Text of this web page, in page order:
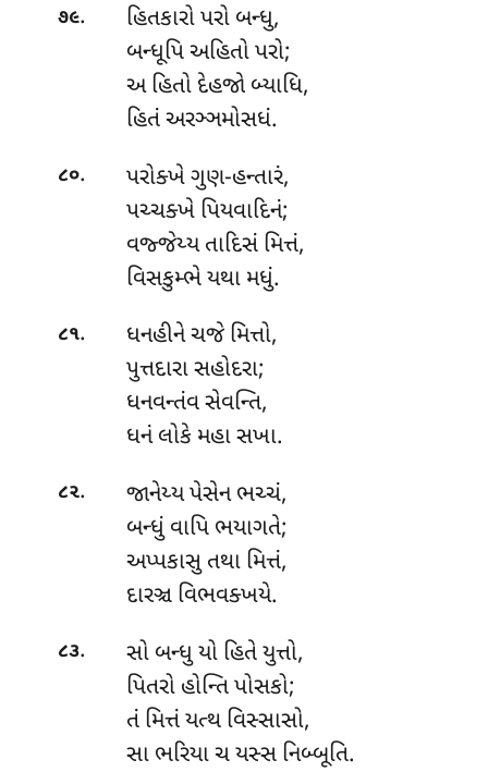
૭૯.
હિતકારો પરો બન્ધુ,
બન્ધૂપિ અહિતો પરો;
અ હિતો દેહજો બ્યાધિ,
હિતં અરઞ્ઞમોસધં.
૮૦.
પરોક્ખે ગુણ-હન્તારં,
પચ્ચક્ખે પિયવાદિનં;
વજ્જેય્યતાદિસં મિત્તં,
વિસકુમ્ભે યથા મધું.
૮૧.
ધનહીને ચજે મિત્તો,
પુત્તદારા સહોદરા;
ધનવન્તંવ સેવન્તિ,
ધનં લોકે મહા સખા.
૮૨.
જાનેય્ય પેસેન ભચ્ચં,
બન્ધું વાપિ ભયાગતે;
અપ્પકાસુ તથા મિત્તં,
દારઞ્ચ વિભવક્ખયે.
૮૩.
સો બન્ધુ યો હિતે યુત્તો,
પિતરો હોન્તિ પોસકો;
તં મિત્તં યત્થ વિસ્સાસો,
સા ભરિયા ચ યસ્સ નિબ્બૂતિ.